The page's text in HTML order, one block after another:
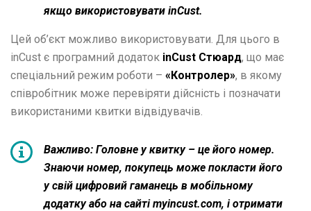
якщо використовувати inCust.
Цей об’єкт можливо використовувати. Для цього в
inCust є програмний додаток inCust Стюард, що має
спеціальний режим роботи – «Контролер», в якому
співробітник може перевіряти дійсність і позначати
використаними квитки відвідувачів.
Важливо: Головне у квитку – це його номер.
Знаючи номер, покупець може покласти його
у свій цифровий гаманець в мобільному
додатку або на сайті myincust.com, і отримати